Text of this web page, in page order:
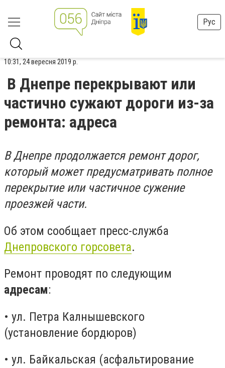
Рус
10:31, 24 вересня 2019 р.
В Днепре перекрывают или
частично сужают дороги из-за
ремонта: адреса
В Днепре продолжается ремонт дорог,
который может предусматривать полное
перекрытие или частичное сужение
проезжей части.
Об этом сообщает пресс-служба
Днепровского горсовета.
Ремонт проводят по следующим
адресам:
• ул. Петра Калнышевского
(установление бордюров)
• ул. Байкальская (асфальтирование